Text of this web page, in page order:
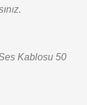
Kablosu 50